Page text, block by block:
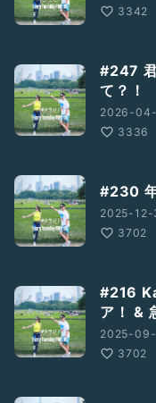
3342
#247
て？！
2026-
3336
#230
2025-12-
3702
#216
ア！ &
2025-
3702